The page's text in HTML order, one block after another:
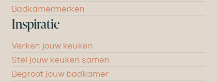
Badkamermerken
Inspiratie
Verken jouw keuken
Stel jouw keuken samen
Begroot jouw badkamer